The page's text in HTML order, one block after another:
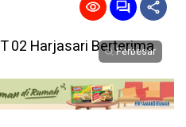
Perbesar